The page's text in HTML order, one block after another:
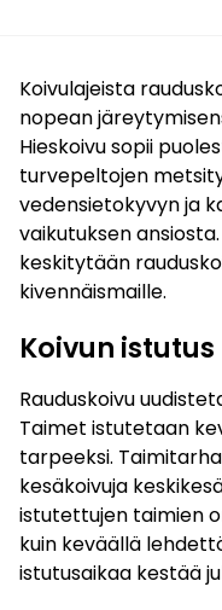
Koivulajeista
nopean
Hieskoivu sopii
turvepeltojen
vedensietokyvyn ja
vaikutuksen
keskitytään
kivennäismaille.
Koivun istutus
Rauduskoivu
Taimet istutetaan
tarpeeksi.
kesäkoivuja
istutettujen taimien
kuin keväällä
istutusaikaa kestää